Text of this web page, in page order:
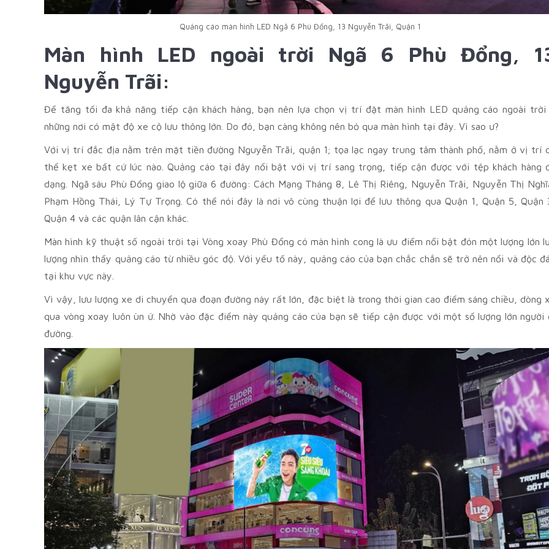
Quảng cáo màn hình LED Ngã 6 Phù Đổng, 13 Nguyễn Trãi, Quận 1
Màn hình LED ngoài trời Ngã 6 Phù Đổng,
Nguyễn Trãi:
Để tăng tối đa khả năng tiếp cận khách hàng, bạn nên lựa chọn vị trí đặt màn hình LED quảng cáo ngoài trời
những nơi có mật độ xe cộ lưu thông lớn. Do đó, bạn càng không nên bỏ qua màn hình tại đây. Vì sao ư?
Với vị trí đắc địa nằm trên mặt tiền đường Nguyễn Trãi, quận 1; tọa lạc ngay trung tâm thành phố, nằm ở vị trí
thể kẹt xe bất cứ lúc nào. Quảng cáo tại đây nổi bật với vị trí sang trọng, tiếp cận được với tệp khách hàng
dạng. Ngã sáu Phù Đổng giao lộ giữa 6 đường: Cách Mạng Tháng 8, Lê Thị Riêng, Nguyễn Trãi, Nguyễn Thị
Phạm Hồng Thái, Lý Tự Trọng. Có thể nói đây là nơi vô cùng thuận lợi để lưu thông qua Quận 1, Quận 5, Quận
Quận 4 và các quận lân cận khác.
Màn hình kỹ thuật số ngoài trời tại Vòng xoay Phù Đổng có màn hình cong là ưu điểm nổi bật đón một lượng lớn
lượng nhìn thấy quảng cáo từ nhiều góc độ. Với yếu tố này, quảng cáo của bạn chắc chắn sẽ trở nên nổi và độc
tại khu vực này.
Vì vậy, lưu lượng xe di chuyển qua đoạn đường này rất lớn, đặc biệt là trong thời gian cao điểm sáng chiều, dòng
qua vòng xoay luôn ùn ứ. Nhờ vào đặc điểm này quảng cáo của bạn sẽ tiếp cận được với một số lượng lớn người
đường.